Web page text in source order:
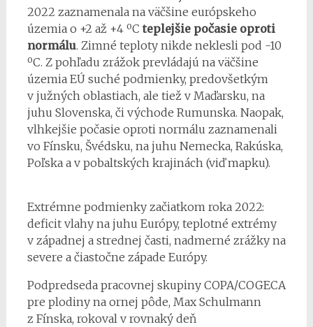
2022 zaznamenala na väčšine európskeho
územia o +2 až +4 ºCteplejšie počasie oproti
normálu. Zimné teploty nikde neklesli pod -10
ºC. Z pohľadu zrážok prevládajú na väčšine
územia EÚ suché podmienky, predovšetkým
v južných oblastiach, ale tiež v Maďarsku, na
juhu Slovenska, či východe Rumunska. Naopak,
vlhkejšie počasie oproti normálu zaznamenali
vo Fínsku, Švédsku, na juhu Nemecka, Rakúska,
Poľska a v pobaltských krajinách (viď mapku).
Extrémne podmienky začiatkom roka 2022:
deficit vlahy na juhu Európy, teplotné extrémy
v západnej a strednej časti, nadmerné zrážky na
severe a čiastočne západe Európy.
Podpredseda pracovnej skupiny COPA/COGECA
pre plodiny na ornej pôde, Max Schulmann
z Fínska, rokoval v rovnaký deň